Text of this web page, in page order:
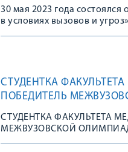
30 мая 2023 года
в условиях вызовов и
СТУДЕНТКА
ПОБЕДИТЕЛЬ
СТУДЕНТКА ФАКУЛЬТЕТА
МЕЖВУЗОВСКОЙ